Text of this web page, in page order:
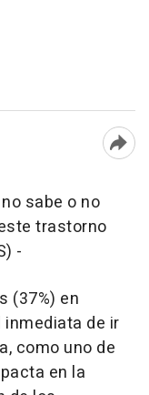
sabe o no
trastorno
-
(37%) en
de ir
como uno de
en la